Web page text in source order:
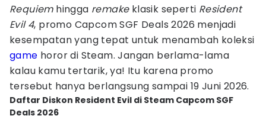
Requiem hingga remake klasik seperti Resident
Evil 4, promo Capcom SGF Deals 2026 menjadi
kesempatan yang tepat untuk menambah koleksi
game horor di Steam. Jangan berlama-lama
kalau kamu tertarik, ya! Itu karena promo
tersebut hanya berlangsung sampai 19 Juni 2026.
Daftar Diskon Resident Evil di Steam Capcom SGF
Deals 2026